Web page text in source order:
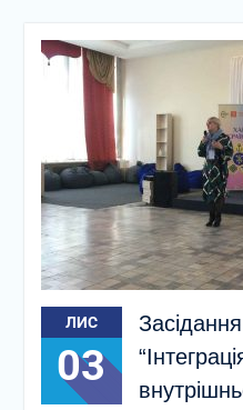
ЛИС
03